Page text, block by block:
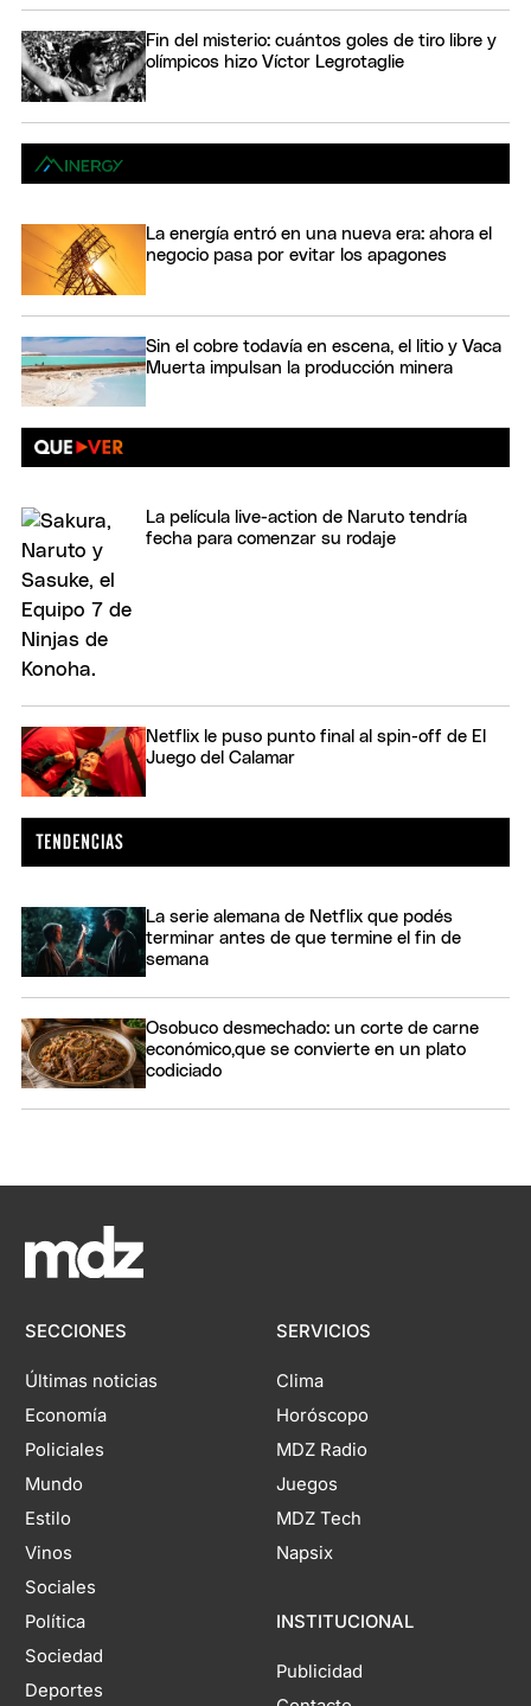
Fin del misterio: cuántos goles de tiro libre y
olímpicos hizo Víctor Legrotaglie
La energía entró en una nueva era: ahora el
negocio pasa por evitar los apagones
Sin el cobre todavía en escena, el litio y Vaca
Muerta impulsan la producción minera
La película live-action de Naruto tendría
fecha para comenzar su rodaje
Netflix le puso punto final al spin-off de El
Juego del Calamar
La serie alemana de Netflix que podés
terminar antes de que termine el fin de
semana
Osobuco desmechado: un corte de carne
económico,que se convierte en un plato
codiciado
SECCIONES
Últimas noticias
Economía
Policiales
Mundo
Estilo
Vinos
Sociales
Política
Sociedad
Deportes
SERVICIOS
Clima
Horóscopo
MDZ Radio
Juegos
MDZ Tech
Napsix
INSTITUCIONAL
Publicidad